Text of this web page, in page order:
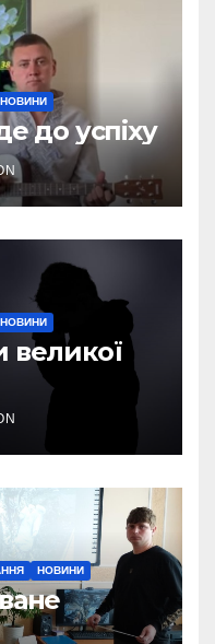
НОВИНИ
до успіху
НОВИНИ
великої
НОВИНИ